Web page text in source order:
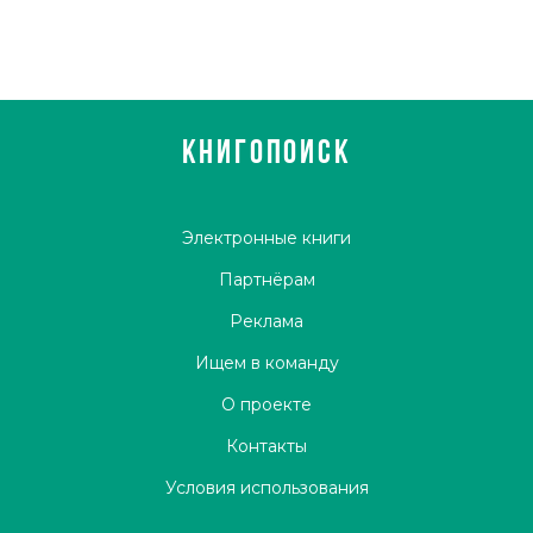
КНИГОПОИСК
Электронные книги
Партнёрам
Реклама
Ищем в команду
О проекте
Контакты
Условия использования